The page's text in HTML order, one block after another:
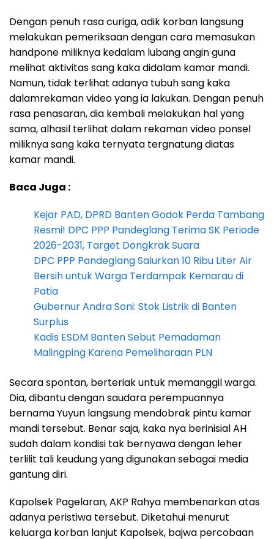
Dengan penuh rasa curiga, adik korban langsung
melakukan pemeriksaan dengan cara memasukan
handpone miliknya kedalam lubang angin guna
melihat aktivitas sang kaka didalam kamar mandi.
Namun, tidak terlihat adanya tubuh sang kaka
dalamrekaman video yang ia lakukan. Dengan penuh
rasa penasaran, dia kembali melakukan hal yang
sama, alhasil terlihat dalam rekaman video ponsel
miliknya sang kaka ternyata tergnatung diatas
kamar mandi.
Baca Juga :
Kejar PAD, DPRD Banten Godok Perda Tambang
Resmi! DPC PPP Pandeglang Terima SK Periode
2026-2031, Target Dongkrak Suara
DPC PPP Pandeglang Salurkan 10 Ribu Liter Air
Bersih untuk Warga Terdampak Kemarau di
Patia
Gubernur Andra Soni: Stok Listrik di Banten
Surplus
Kadis ESDM Banten Sebut Pemadaman
Malingping Karena Pemeliharaan PLN
Secara spontan, berteriak untuk memanggil warga.
Dia, dibantu dengan saudara perempuannya
bernama Yuyun langsung mendobrak pintu kamar
mandi tersebut. Benar saja, kaka nya berinisial AH
sudah dalam kondisi tak bernyawa dengan leher
terlilit tali keudung yang digunakan sebagai media
gantung diri.
Kapolsek Pagelaran, AKP Rahya membenarkan atas
adanya peristiwa tersebut. Diketahui menurut
keluarga korban lanjut Kapolsek, bajwa percobaan